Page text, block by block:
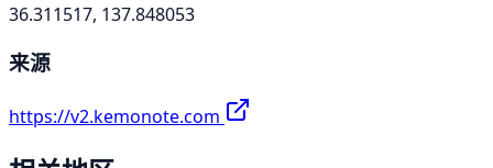
36.311517, 137.848053
来源
https://v2.kemonote.com